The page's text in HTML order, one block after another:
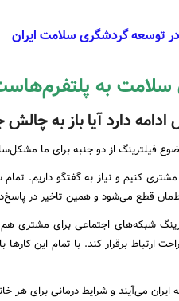
گردشگری سلامت ایران
سلامت به
دارد آیا باز به چالش
فیلترینگ از دو جنبه برای ما
کنیم و نیاز به گفتگو داریم. تمام
قطع می‌شود و همین تاخیر در
شبکه‌های اجتماعی برای مشتری
راحت ارتباط برقرار کند. با تمام این
ایران می‌آیند و شرایط درمانی برای